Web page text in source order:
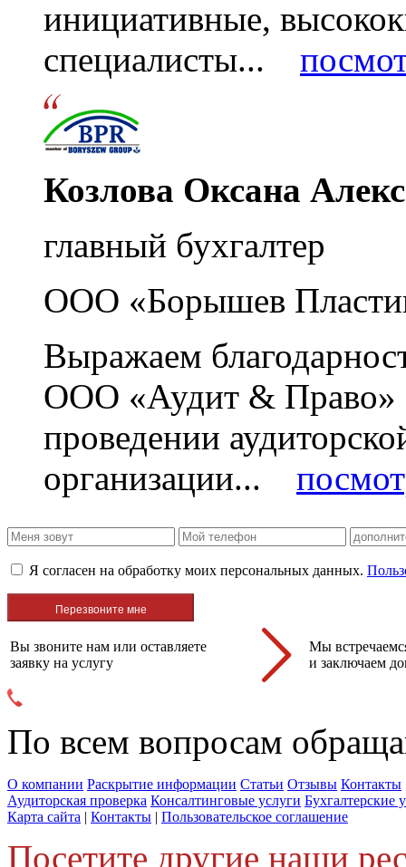
инициативные,
специалисты...
Козлова Оксана
главный бухгалтер
ООО «Борышев
Выражаем
ООО «Аудит & Право»
проведении
организации...
Я согласен на обработку моих персональных данных.
Вы звоните нам или оставляете
заявку на услугу
Мы
и заключаем
По всем вопросам
О компании Раскрытие информации Статьи Отзывы Контакты
Аудиторская проверка Консалтинговые услуги Бухгалтерские
Карта сайта | Контакты | Пользовательское соглашение
Посетите другие наши